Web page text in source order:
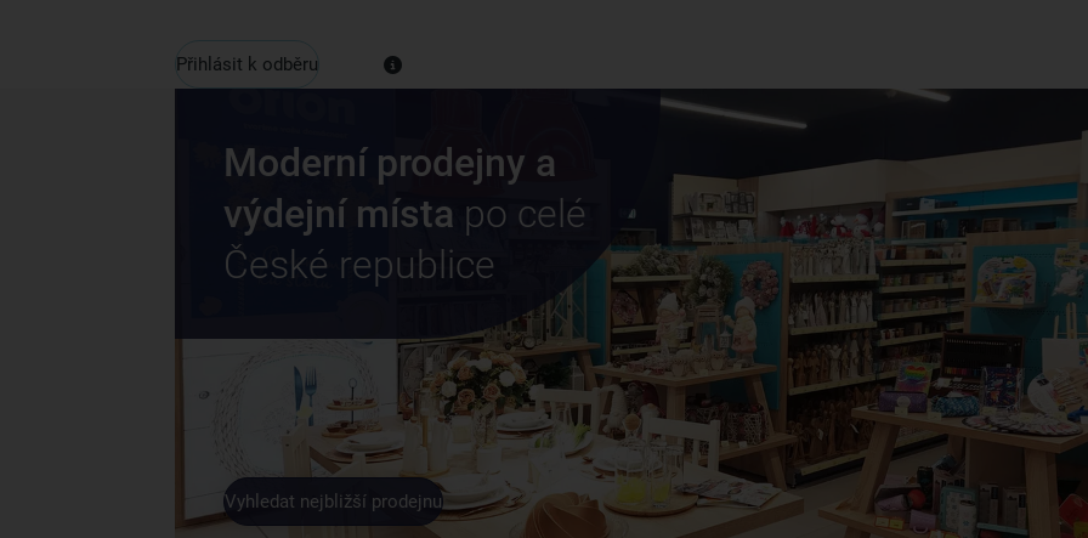
Přihlásit k odběru
Moderní prodejny a
výdejní místa po celé
České republice
Vyhledat nejbližší prodejnu